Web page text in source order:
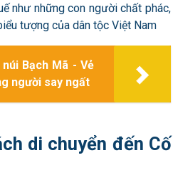
như những con người chất phác,
tượng của dân tộc Việt Nam
núi Bạch Mã - Vẻ
người say ngất
di chuyển đến Cố